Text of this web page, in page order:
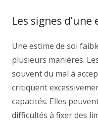
Les signes
Une estime de soi
plusieurs manières.
souvent du mal à
critiquent
capacités. Elles
difficultés à fixer des